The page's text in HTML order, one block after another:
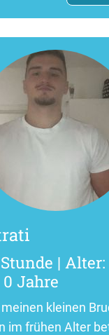
| Alter:
Jahre
kleinen
im frühen Alter